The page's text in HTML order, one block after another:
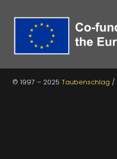
© 1997 – 2025 Taubenschlag /